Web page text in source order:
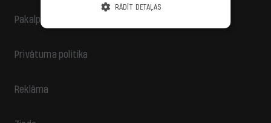
Pakalpojumu sniegšanas noteikumi
Privātuma politika
Reklāma
RĀDĪT DETAĻAS